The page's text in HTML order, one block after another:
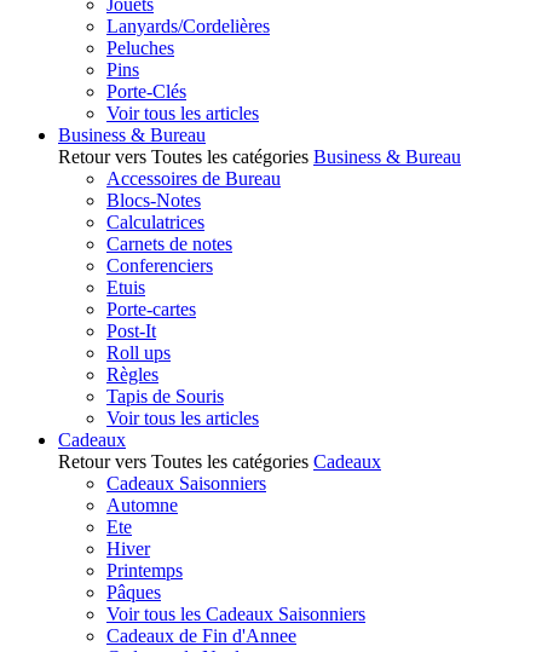
Jouets
Lanyards/Cordelières
Peluches
Pins
Porte-Clés
Voir tous les articles
Business & Bureau
Retour vers Toutes les catégories Business & Bureau
Accessoires de Bureau
Blocs-Notes
Calculatrices
Carnets de notes
Conferenciers
Etuis
Porte-cartes
Post-It
Roll ups
Règles
Tapis de Souris
Voir tous les articles
Cadeaux
Retour vers Toutes les catégories Cadeaux
Cadeaux Saisonniers
Automne
Ete
Hiver
Printemps
Pâques
Voir tous les Cadeaux Saisonniers
Cadeaux de Fin d'Annee